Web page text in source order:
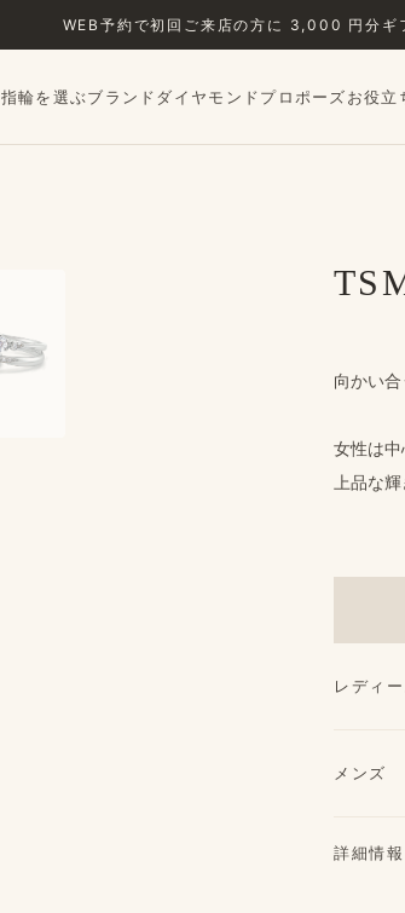
WEB予約で​初回ご来店の​方に​ 3,000 円分ギ
指輪を選ぶブランドダイヤモンドプロポーズお役立
レディー
メンズ
詳細情報
向かい
女性は​
上品な​